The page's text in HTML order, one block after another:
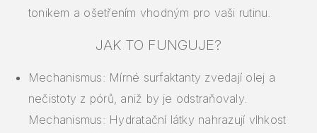
tonikem a ošetřením vhodným pro vaši rutinu.
JAK TO FUNGUJE?
Mechanismus: Mírné surfaktanty zvedají olej a
nečistoty z pórů, aniž by je odstraňovaly.
Mechanismus: Hydratační látky nahrazují vlhkost